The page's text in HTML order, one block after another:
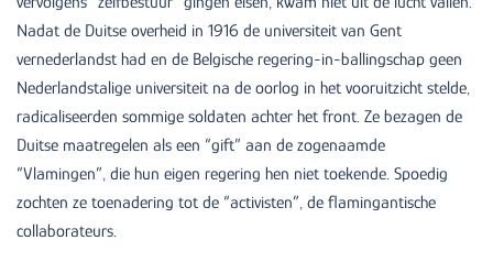
Nadat de Duitse overheid in 1916 de universiteit van Gent
vernederlandst had en de Belgische regering-in-ballingschap geen
Nederlandstalige universiteit na de oorlog in het vooruitzicht stelde,
radicaliseerden sommige soldaten achter het front. Ze bezagen de
Duitse maatregelen als een “gift” aan de zogenaamde
“Vlamingen”, die hun eigen regering hen niet toekende. Spoedig
zochten ze toenadering tot de “activisten”, de flamingantische
collaborateurs.